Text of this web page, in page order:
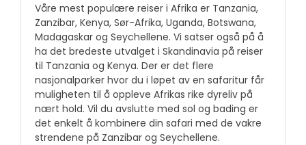
Våre mest populære reiser i Afrika er Tanzania,
Zanzibar, Kenya, Sør-Afrika, Uganda, Botswana,
Madagaskar og Seychellene. Vi satser også på å
ha det bredeste utvalget i Skandinavia på reiser
til Tanzania og Kenya. Der er det flere
nasjonalparker hvor du i løpet av en safaritur får
muligheten til å oppleve Afrikas rike dyreliv på
nært hold. Vil du avslutte med sol og bading er
det enkelt å kombinere din safari med de vakre
strendene på Zanzibar og Seychellene.